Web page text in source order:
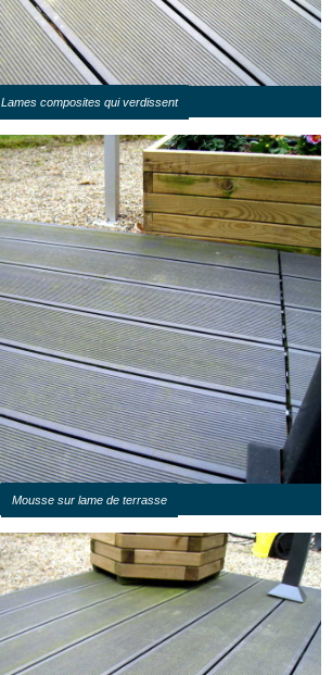
Lames composites qui verdissent
Mousse sur lame de terrasse